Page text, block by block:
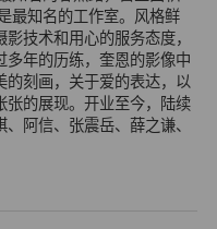
最知名的工作室。风格鲜
技术和用心的服务态度，
多年的历练，奎恩的影像中
的刻画，关于爱的表达，以
张的展现。开业至今，陆续
阿信、张震岳、薛之谦、